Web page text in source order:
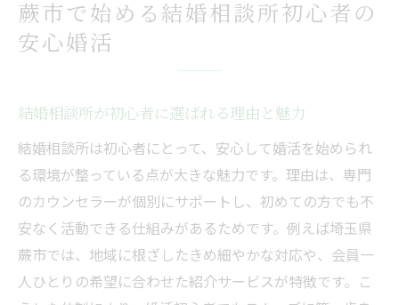
結婚相談所で実現する自分らしい婚活の進
め方
結婚相談所選びで大切な比較ポイント解説
初心者に適した結婚相談所の探し方と注意
点
結婚相談所の口コミや評判を活用する方法
婚活初心者が安心できる結婚相談所の条件
結婚相談所のサービス内容を詳しくチェッ
ク
蕨市で始める結婚相談所初心者の
安心婚活
結婚相談所が初心者に選ばれる理由と魅力
結婚相談所は初心者にとって、安心して婚活を始められ
る環境が整っている点が大きな魅力です。理由は、専門
のカウンセラーが個別にサポートし、初めての方でも不
安なく活動できる仕組みがあるためです。例えば埼玉県
蕨市では、地域に根ざしたきめ細やかな対応や、会員一
人ひとりの希望に合わせた紹介サービスが特徴です。こ